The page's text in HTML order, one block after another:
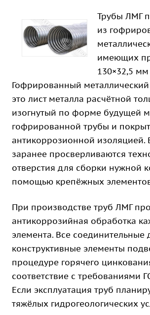
Трубы ЛМГ
из
имеющих
130×32,5
Гофрированный
это лист металла расчётной
изогнутый по форме будущей
гофрированной трубы и
антикоррозионной изоляцией.
заранее просверливаются
отверстия для сборки нужной
помощью крепёжных
При производстве труб ЛМГ
антикоррозийная обработка
элемента. Все соединительные
конструктивные элементы
процедуре горячего
соответствие с требованиями
Если эксплуатация труб
тяжёлых гидрогеологических